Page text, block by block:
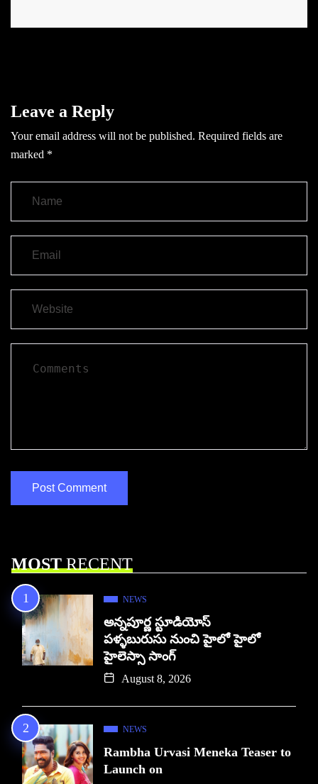
Leave a Reply
Your email address will not be published. Required fields are
marked *
MOSTRECENT
NEWS
అన్నపూర్ణ స్టూడియోస్
పళ్ళబురుసు నుంచి హైలో హైలో
హైలెస్సా సాంగ్
August 8, 2026
NEWS
Rambha Urvasi Meneka Teaser to
Launch on